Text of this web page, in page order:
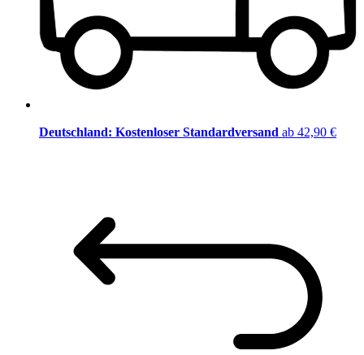
Deutschland: Kostenloser Standardversand ab 42,90 €